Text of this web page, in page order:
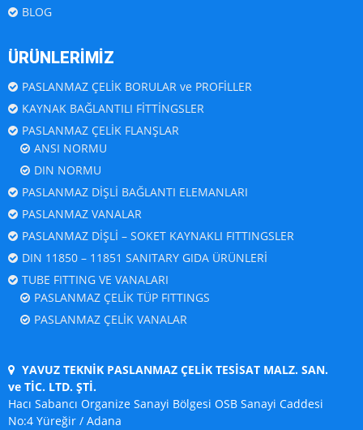
BLOG
ÜRÜNLERİMİZ
PASLANMAZ ÇELİK BORULAR ve PROFİLLER
KAYNAK BAĞLANTILI FİTTİNGSLER
PASLANMAZ ÇELİK FLANŞLAR
ANSI NORMU
DIN NORMU
PASLANMAZ DİŞLİ BAĞLANTI ELEMANLARI
PASLANMAZ VANALAR
PASLANMAZ DİŞLİ – SOKET KAYNAKLI FITTINGSLER
DIN 11850 – 11851 SANITARY GIDA ÜRÜNLERİ
TUBE FITTING VE VANALARI
PASLANMAZ ÇELİK TÜP FITTINGS
PASLANMAZ ÇELİK VANALAR
YAVUZ TEKNİK PASLANMAZ ÇELİK TESİSAT MALZ. SAN.
ve TİC. LTD. ŞTİ.
Hacı Sabancı Organize Sanayi Bölgesi OSB Sanayi Caddesi
No:4 Yüreğir / Adana